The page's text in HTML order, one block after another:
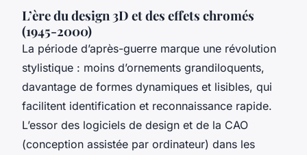
L’ère du design 3D et des effets chromés
(1945-2000)
La période d’après-guerre marque une révolution
stylistique : moins d’ornements grandiloquents,
davantage de formes dynamiques et lisibles, qui
facilitent identification et reconnaissance rapide.
L’essor des logiciels de design et de la CAO
(conception assistée par ordinateur) dans les